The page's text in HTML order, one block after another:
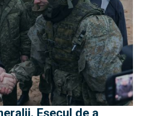
Eșecul de a